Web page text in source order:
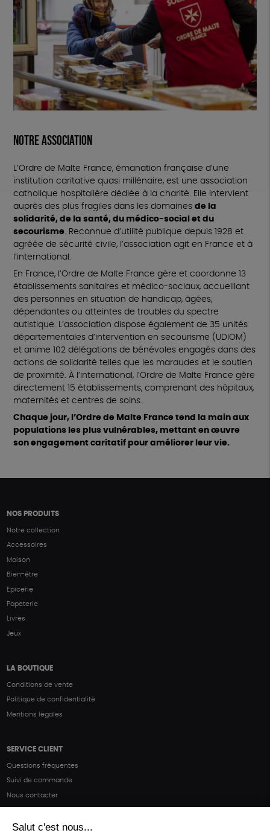
Notre association
L’Ordre de Malte France, émanation française d’une
institution caritative quasi millénaire, est une association
catholique hospitalière dédiée à la charité. Elle intervient
auprès des plus fragiles dans les domaines de la
solidarité, de la santé, du médico-social et du
secourisme. Reconnue d’utilité publique depuis 1928 et
agréée de sécurité civile, l’association agit en France et à
l’international.
En France, l’Ordre de Malte France gère et coordonne 13
établissements sanitaires et médico-sociaux, accueillant
des personnes en situation de handicap, âgées,
dépendantes ou atteintes de troubles du spectre
autistique. L’association dispose également de 35 unités
départementales d’intervention en secourisme (UDIOM)
et anime 102 délégations de bénévoles engagés dans des
actions de solidarité telles que les maraudes et le soutien
de proximité. À l’international, l’Ordre de Malte France gère
directement 15 établissements, comprenant des hôpitaux,
maternités et centres de soins..
Chaque jour, l’Ordre de Malte France tend la main aux
populations les plus vulnérables, mettant en œuvre
son engagement caritatif pour améliorer leur vie.
NOS PRODUITS
Notre collection
Accessoires
Maison
Bien-être
Epicerie
Papeterie
Livres
Jeux
LA BOUTIQUE
Conditions de vente
Politique de confidentialité
Mentions légales
SERVICE CLIENT
Questions fréquentes
Suivi de commande
Nous contacter